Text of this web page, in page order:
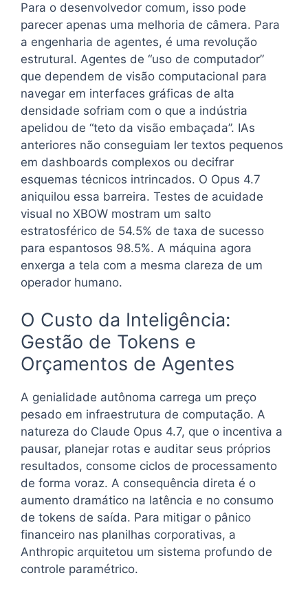
Para o desenvolvedor comum, isso pode
parecer apenas uma melhoria de câmera. Para
a engenharia de agentes, é uma revolução
estrutural. Agentes de “uso de computador”
que dependem de visão computacional para
navegar em interfaces gráficas de alta
densidade sofriam com o que a indústria
apelidou de “teto da visão embaçada”. IAs
anteriores não conseguiam ler textos pequenos
em dashboards complexos ou decifrar
esquemas técnicos intrincados. O Opus 4.7
aniquilou essa barreira. Testes de acuidade
visual no XBOW mostram um salto
estratosférico de 54.5% de taxa de sucesso
para espantosos 98.5%. A máquina agora
enxerga a tela com a mesma clareza de um
operador humano.
O Custo da Inteligência:
Gestão de Tokens e
Orçamentos de Agentes
A genialidade autônoma carrega um preço
pesado em infraestrutura de computação. A
natureza do Claude Opus 4.7, que o incentiva a
pausar, planejar rotas e auditar seus próprios
resultados, consome ciclos de processamento
de forma voraz. A consequência direta é o
aumento dramático na latência e no consumo
de tokens de saída. Para mitigar o pânico
financeiro nas planilhas corporativas, a
Anthropic arquitetou um sistema profundo de
controle paramétrico.